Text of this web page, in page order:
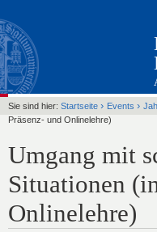
Sie sind hier: Startseite › Events ›
Präsenz- und Onlinelehre)
Umgang mit
Situationen
Onlinelehre)